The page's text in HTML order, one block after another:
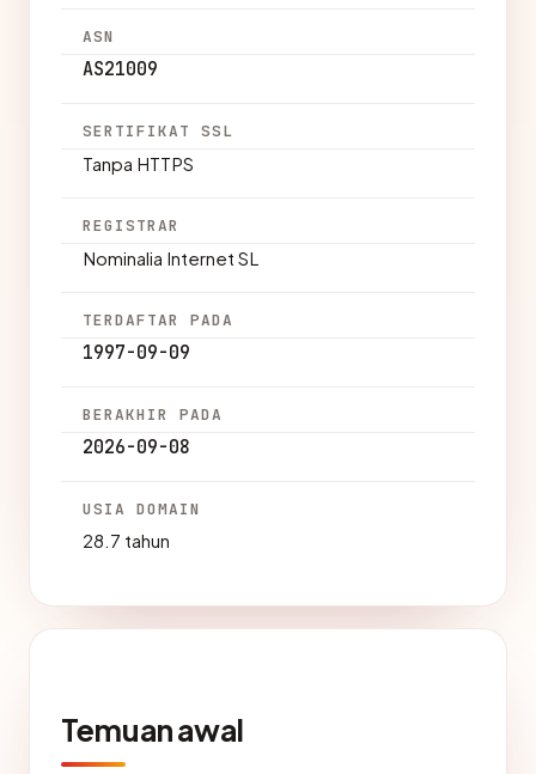
ASN
AS21009
SERTIFIKAT SSL
Tanpa HTTPS
REGISTRAR
Nominalia Internet SL
TERDAFTAR PADA
1997-09-09
BERAKHIR PADA
2026-09-08
USIA DOMAIN
28.7 tahun
Temuan awal